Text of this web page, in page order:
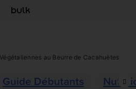
au Beurre de Cacahuètes
Guide Débutants